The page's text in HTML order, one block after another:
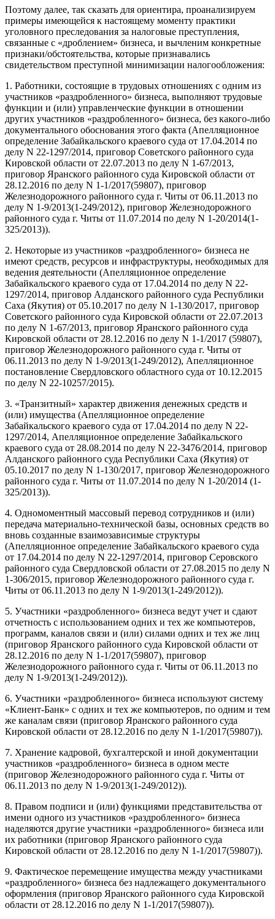
Поэтому далее, так сказать для ориентира, проанализируем
примеры имеющейся к настоящему моменту практики
уголовного преследования за налоговые преступления,
связанные с «дроблением» бизнеса, и вычленим конкретные
признаки/обстоятельства, которые признавались
свидетельством преступной минимизации налогообложения:
1. Работники, состоящие в трудовых отношениях с одним из
участников «раздробленного» бизнеса, выполняют трудовые
функции и (или) управленческие функции в отношении
других участников «раздробленного» бизнеса, без какого-либо
документального обоснования этого факта (Апелляционное
определение Забайкальского краевого суда от 17.04.2014 по
делу N 22-1297/2014, приговор Советского районного суда
Кировской области от 22.07.2013 по делу N 1-67/2013,
приговор Яранского районного суда Кировской области от
28.12.2016 по делу N 1-1/2017(59807), приговор
Железнодорожного районного суда г. Читы от 06.11.2013 по
делу N 1-9/2013(1-249/2012), приговор Железнодорожного
районного суда г. Читы от 11.07.2014 по делу N 1-20/2014(1-
325/2013)).
2. Некоторые из участников «раздробленного» бизнеса не
имеют средств, ресурсов и инфраструктуры, необходимых для
ведения деятельности (Апелляционное определение
Забайкальского краевого суда от 17.04.2014 по делу N 22-
1297/2014, приговор Алданского районного суда Республики
Саха (Якутия) от 05.10.2017 по делу N 1-130/2017, приговор
Советского районного суда Кировской области от 22.07.2013
по делу N 1-67/2013, приговор Яранского районного суда
Кировской области от 28.12.2016 по делу N 1-1/2017 (59807),
приговор Железнодорожного районного суда г. Читы от
06.11.2013 по делу N 1-9/2013(1-249/2012), Апелляционное
постановление Свердловского областного суда от 10.12.2015
по делу N 22-10257/2015).
3. «Транзитный» характер движения денежных средств и
(или) имущества (Апелляционное определение
Забайкальского краевого суда от 17.04.2014 по делу N 22-
1297/2014, Апелляционное определение Забайкальского
краевого суда от 28.08.2014 по делу N 22-3476/2014, приговор
Алданского районного суда Республики Саха (Якутия) от
05.10.2017 по делу N 1-130/2017, приговор Железнодорожного
районного суда г. Читы от 11.07.2014 по делу N 1-20/2014 (1-
325/2013)).
4. Одномоментный массовый перевод сотрудников и (или)
передача материально-технической базы, основных средств во
вновь созданные взаимозависимые структуры
(Апелляционное определение Забайкальского краевого суда
от 17.04.2014 по делу N 22-1297/2014, приговор Серовского
районного суда Свердловской области от 27.08.2015 по делу N
1-306/2015, приговор Железнодорожного районного суда г.
Читы от 06.11.2013 по делу N 1-9/2013(1-249/2012)).
5. Участники «раздробленного» бизнеса ведут учет и сдают
отчетность с использованием одних и тех же компьютеров,
программ, каналов связи и (или) силами одних и тех же лиц
(приговор Яранского районного суда Кировской области от
28.12.2016 по делу N 1-1/2017(59807), приговор
Железнодорожного районного суда г. Читы от 06.11.2013 по
делу N 1-9/2013(1-249/2012)).
6. Участники «раздробленного» бизнеса используют систему
«Клиент-Банк» с одних и тех же компьютеров, по одним и тем
же каналам связи (приговор Яранского районного суда
Кировской области от 28.12.2016 по делу N 1-1/2017(59807)).
7. Хранение кадровой, бухгалтерской и иной документации
участников «раздробленного» бизнеса в одном месте
(приговор Железнодорожного районного суда г. Читы от
06.11.2013 по делу N 1-9/2013(1-249/2012)).
8. Правом подписи и (или) функциями представительства от
имени одного из участников «раздробленного» бизнеса
наделяются другие участники «раздробленного» бизнеса или
их работники (приговор Яранского районного суда
Кировской области от 28.12.2016 по делу N 1-1/2017(59807)).
9. Фактическое перемещение имущества между участниками
«раздробленного» бизнеса без надлежащего документального
оформления (приговор Яранского районного суда Кировской
области от 28.12.2016 по делу N 1-1/2017(59807)).